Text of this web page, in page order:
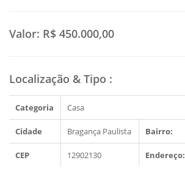
Valor: R$ 450.000,00
Localização & Tipo :
Categoria Casa
Cidade Bragança Paulista Bairro:
CEP 12902130 Endereço: